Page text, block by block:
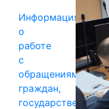
Информация
о
работе
с
обращениями
граждан,
государственных